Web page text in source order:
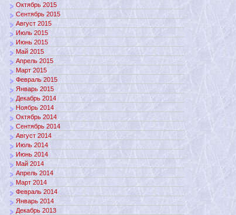
Октябрь 2015
Сентябрь 2015
Август 2015
Июль 2015
Июнь 2015
Май 2015
Апрель 2015
Март 2015
Февраль 2015
Январь 2015
Декабрь 2014
Ноябрь 2014
Октябрь 2014
Сентябрь 2014
Август 2014
Июль 2014
Июнь 2014
Май 2014
Апрель 2014
Март 2014
Февраль 2014
Январь 2014
Декабрь 2013